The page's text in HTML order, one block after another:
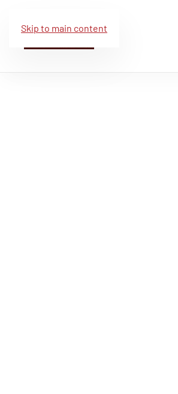
Skip to main content